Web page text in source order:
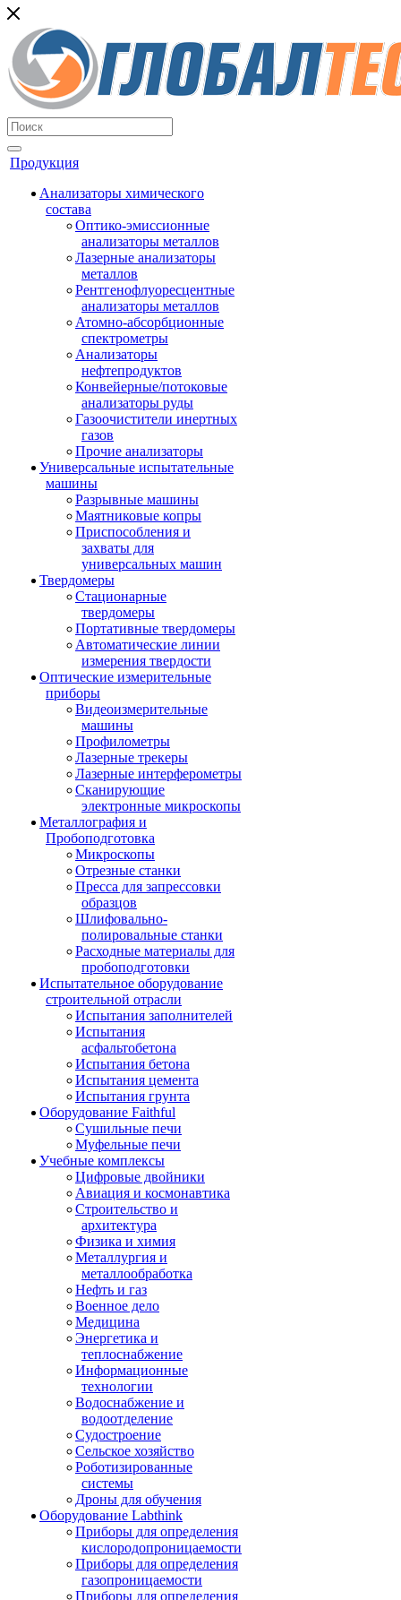
Продукция
Анализаторы химического
состава
Оптико-эмиссионные
анализаторы металлов
Лазерные анализаторы
металлов
Рентгенофлуоресцентные
анализаторы металлов
Атомно-абсорбционные
спектрометры
Анализаторы
нефтепродуктов
Конвейерные/потоковые
анализаторы руды
Газоочистители инертных
газов
Прочие анализаторы
Универсальные испытательные
машины
Разрывные машины
Маятниковые копры
Приспособления и
захваты для
универсальных машин
Твердомеры
Стационарные
твердомеры
Портативные твердомеры
Автоматические линии
измерения твердости
Оптические измерительные
приборы
Видеоизмерительные
машины
Профилометры
Лазерные трекеры
Лазерные интерферометры
Сканирующие
электронные микроскопы
Металлография и
Пробоподготовка
Микроскопы
Отрезные станки
Пресса для запрессовки
образцов
Шлифовально-
полировальные станки
Расходные материалы для
пробоподготовки
Испытательное оборудование
строительной отрасли
Испытания заполнителей
Испытания
асфальтобетона
Испытания бетона
Испытания цемента
Испытания грунта
Оборудование Faithful
Сушильные печи
Муфельные печи
Учебные комплексы
Цифровые двойники
Авиация и космонавтика
Строительство и
архитектура
Физика и химия
Металлургия и
металлообработка
Нефть и газ
Военное дело
Медицина
Энергетика и
теплоснабжение
Информационные
технологии
Водоснабжение и
водоотделение
Судостроение
Сельское хозяйство
Роботизированные
системы
Дроны для обучения
Оборудование Labthink
Приборы для определения
кислородопроницаемости
Приборы для определения
газопроницаемости
Приборы для определения